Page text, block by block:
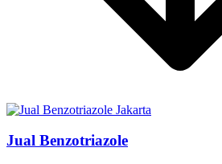
Jual Benzotriazole